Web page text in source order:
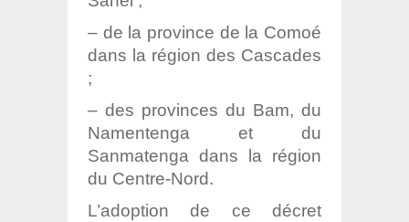
– de la province de la Comoé
dans la région des Cascades
;
– des provinces du Bam, du
Namentenga et du
Sanmatenga dans la région
du Centre-Nord.
L’adoption de ce décret